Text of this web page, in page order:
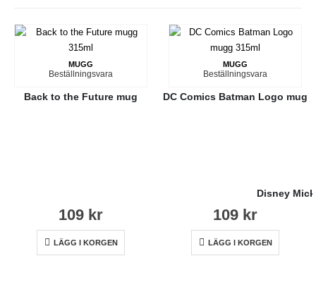
MUGG
Beställningsvara
Back to the Future mug
109 kr
LÄGG I KORGEN
MUGG
Beställningsvara
DC Comics Batman Logo mug
109 kr
LÄGG I KORGEN
Disney